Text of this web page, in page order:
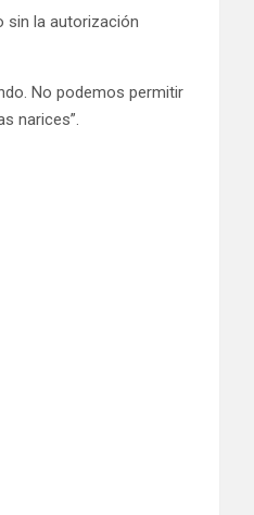
sin la autorización
No podemos permitir
narices”.